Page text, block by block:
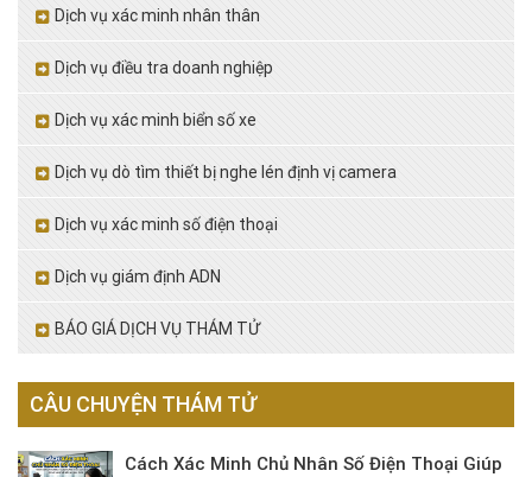
Dịch vụ xác minh nhân thân
Dịch vụ điều tra doanh nghiệp
Dịch vụ xác minh biển số xe
Dịch vụ dò tìm thiết bị nghe lén định vị camera
Dịch vụ xác minh số điện thoại
Dịch vụ giám định ADN
BÁO GIÁ DỊCH VỤ THÁM TỬ
CÂU CHUYỆN THÁM TỬ
Cách Xác Minh Chủ Nhân Số Điện Thoại Giúp